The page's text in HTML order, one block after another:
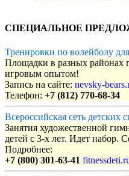
СПЕЦИАЛЬНОЕ
Тренировки по волейболу
Площадки в разных районах
игровым опытом!
Запись на сайте: nevsky-
Телефон: +7 (812) 770-68-34
Всероссийская сеть
Занятия художественной
детей с 3-х лет. Идет набор.
Подробнее:
+7 (800) 301-63-41